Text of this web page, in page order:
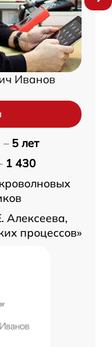
Иванов
– 5 лет
1 430
Алексеева,
процессов»